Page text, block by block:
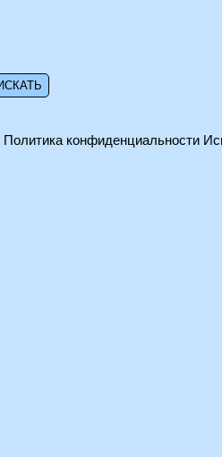
Политика конфиденциальности